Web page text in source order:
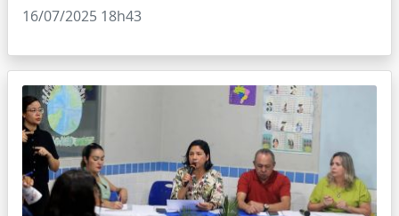
16/07/2025 18h43